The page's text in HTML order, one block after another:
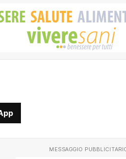
MESSAGGIO